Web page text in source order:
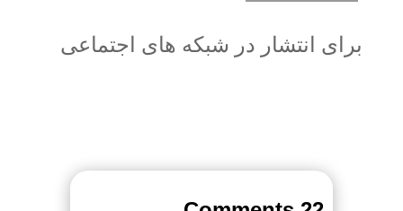
برای انتشار در شبکه های اجتماعی